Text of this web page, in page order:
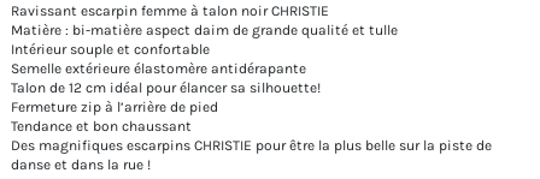
Ravissant escarpin femme à talon noir CHRISTIE
Matière : bi-matière aspect daim de grande qualité et tulle
Intérieur souple et confortable
Semelle extérieure élastomère antidérapante
Talon de 12 cm idéal pour élancer sa silhouette!
Fermeture zip à l’arrière de pied
Tendance et bon chaussant
Des magnifiques escarpins CHRISTIE pour être la plus belle sur la piste de
danse et dans la rue !